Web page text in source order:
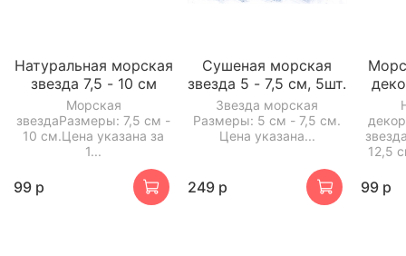
Натуральная морская
звезда 7,5 - 10 см
Морская
звездаРазмеры: 7,5 см -
10 см.Цена указана за
1...
99 р
Сушеная морская
звезда 5 - 7,5 см, 5шт.
Звезда морская
Размеры: 5 см - 7,5 см.
Цена указана...
249 р
12,5
99 р